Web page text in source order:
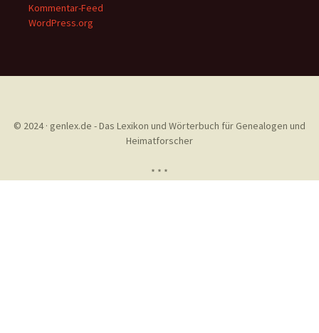
Kommentar-Feed
WordPress.org
© 2024 · genlex.de - Das Lexikon und Wörterbuch für Genealogen und
Heimatforscher
* * *